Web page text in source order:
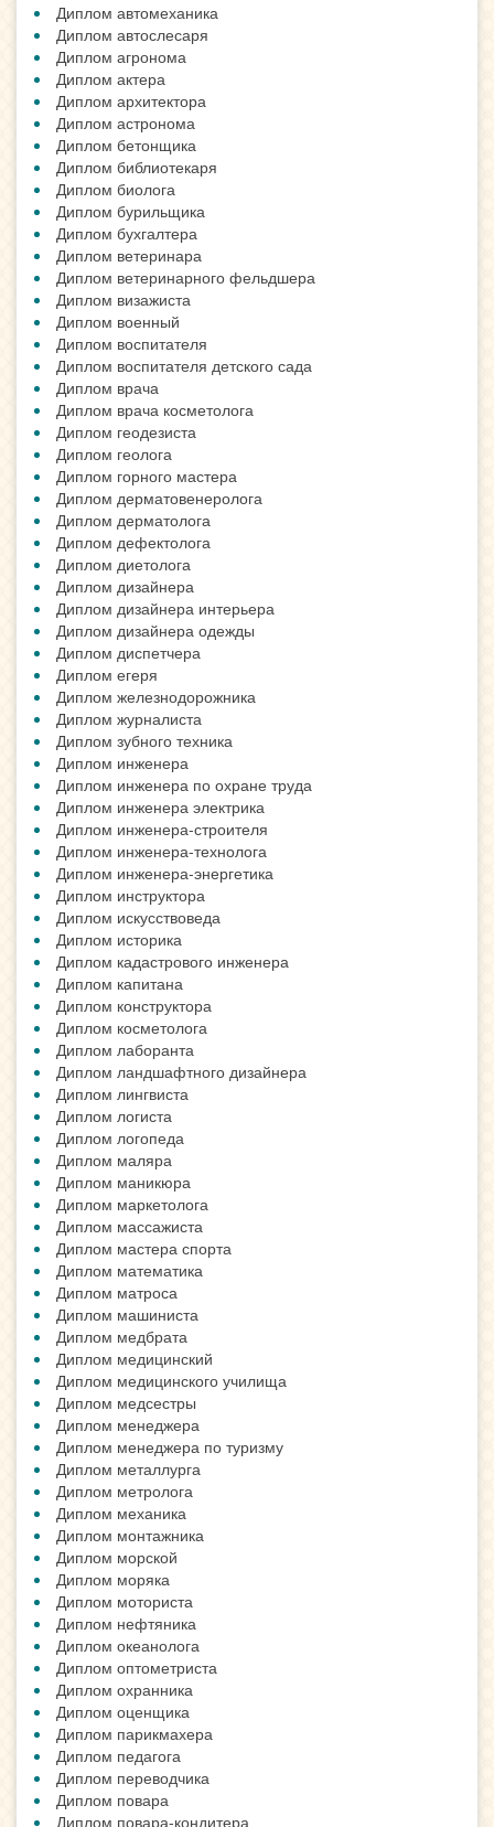
Диплом автомеханика
Диплом автослесаря
Диплом агронома
Диплом актера
Диплом архитектора
Диплом астронома
Диплом бетонщика
Диплом библиотекаря
Диплом биолога
Диплом бурильщика
Диплом бухгалтера
Диплом ветеринара
Диплом ветеринарного фельдшера
Диплом визажиста
Диплом военный
Диплом воспитателя
Диплом воспитателя детского сада
Диплом врача
Диплом врача косметолога
Диплом геодезиста
Диплом геолога
Диплом горного мастера
Диплом дерматовенеролога
Диплом дерматолога
Диплом дефектолога
Диплом диетолога
Диплом дизайнера
Диплом дизайнера интерьера
Диплом дизайнера одежды
Диплом диспетчера
Диплом егеря
Диплом железнодорожника
Диплом журналиста
Диплом зубного техника
Диплом инженера
Диплом инженера по охране труда
Диплом инженера электрика
Диплом инженера-строителя
Диплом инженера-технолога
Диплом инженера-энергетика
Диплом инструктора
Диплом искусствоведа
Диплом историка
Диплом кадастрового инженера
Диплом капитана
Диплом конструктора
Диплом косметолога
Диплом лаборанта
Диплом ландшафтного дизайнера
Диплом лингвиста
Диплом логиста
Диплом логопеда
Диплом маляра
Диплом маникюра
Диплом маркетолога
Диплом массажиста
Диплом мастера спорта
Диплом математика
Диплом матроса
Диплом машиниста
Диплом медбрата
Диплом медицинский
Диплом медицинского училища
Диплом медсестры
Диплом менеджера
Диплом менеджера по туризму
Диплом металлурга
Диплом метролога
Диплом механика
Диплом монтажника
Диплом морской
Диплом моряка
Диплом моториста
Диплом нефтяника
Диплом океанолога
Диплом оптометриста
Диплом охранника
Диплом оценщика
Диплом парикмахера
Диплом педагога
Диплом переводчика
Диплом повара
Диплом повара-кондитера